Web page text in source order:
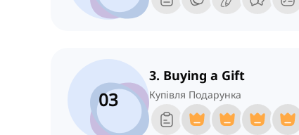
03
3. Buying a Gift
Купівля Подарунка